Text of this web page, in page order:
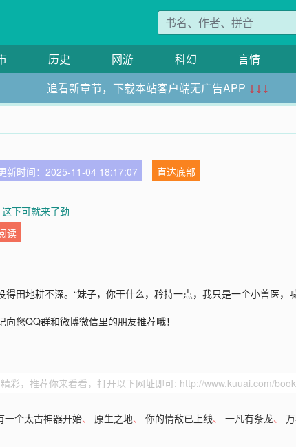
历史 网游 科幻 言情
追看新章节，下载本站客户端无广告APP ↓↓↓
新时间：2025-11-04 18:17:07
直达底部
下可就来了劲
读
田地耕不深。“妹子，你干什么，矜持一点，我只是一个小兽医
您QQ群和微博微信里的朋友推荐哦！
一个太古神器开始、 原生之地、你的情敌已上线、一凡有条龙、